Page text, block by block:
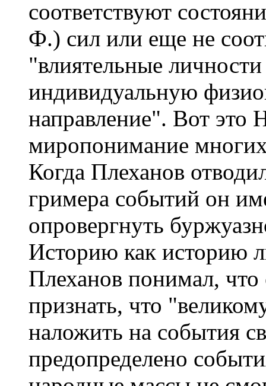
соответствуют
Ф.) сил или еще не
"влиятельные
индивидуальную
направление". Вот это
миропонимание
Когда Плеханов
гримера событий он
опровергнуть
Историю как историю
Плеханов понимал,
признать, что
наложить на события
предопределено